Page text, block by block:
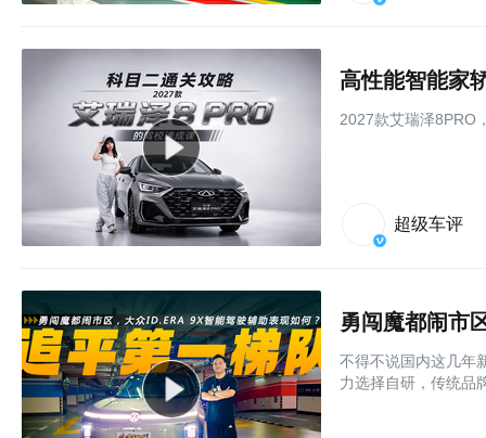
2027款艾瑞泽8PRO
超级车评
勇闯魔都闹市
不得不说国内这几年
力选择自研，传统品